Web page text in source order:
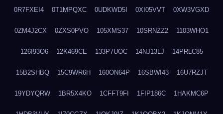
0R7FXEI4 0T1MPQXC 0UDKWD5I 0XI05VVT 0XW3VGXD
0ZM4J2CX 0ZXS0PVO 105XMS37 10SRNZZ2 1103WHO1
126I93O6 12K469CE 133P7UOC 14NJ13LJ 14PRLC85
15B2SHBQ 15C9WR6H 160ON64P 16SBWI43 16U7RZJT
19YDYQRW 1BR5X4KO 1CFFT9FI 1FIP186C 1HAKMC6P